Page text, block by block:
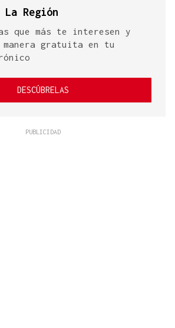
Región
que más te interesen y
gratuita en tu
DESCÚBRELAS